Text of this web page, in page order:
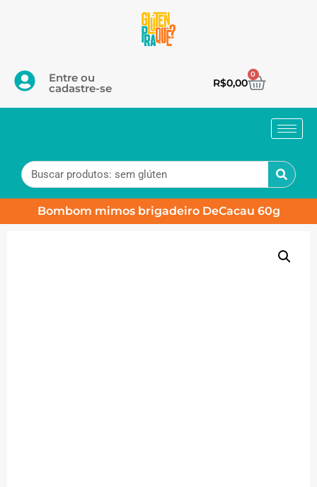
Entre ou
cadastre-se R$0,00
0
Bombom mimos brigadeiro DeCacau 60g